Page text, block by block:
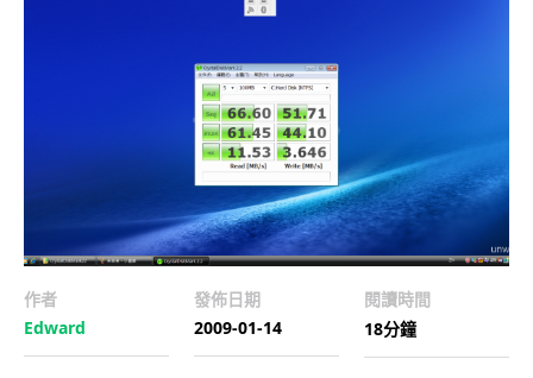
作者
Edward
發佈日期
2009-01-14
閱讀時間
18分鐘